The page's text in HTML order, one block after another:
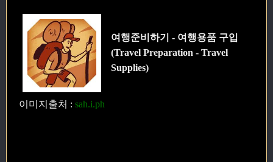
이미지출처 : sah.i.ph
여행준비하기 - 여행용품 구입
(Travel Preparation - Travel
Supplies)